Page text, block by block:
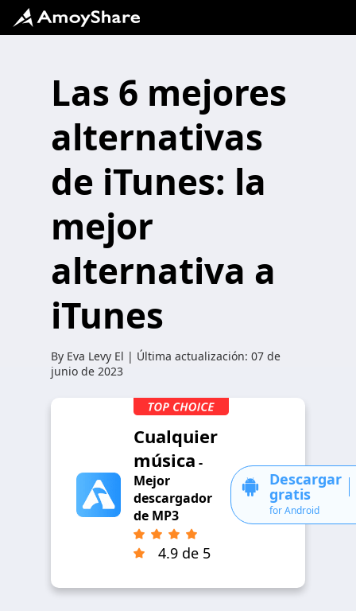
Las 6 mejores
alternativas
de iTunes: la
mejor
alternativa a
iTunes
By Eva Levy El | Última actualización: 07 de
junio de 2023
Cualquier
música -
Mejor
descargador
de MP3
4.9 de 5
Descargar
gratis
for Android